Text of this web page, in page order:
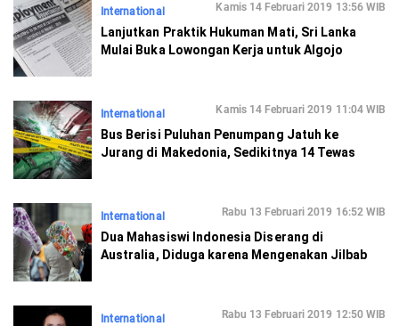
International Kamis 14 Februari 2019 13:56 WIB
Lanjutkan Praktik Hukuman Mati, Sri Lanka
Mulai Buka Lowongan Kerja untuk Algojo
International Kamis 14 Februari 2019 11:04 WIB
Bus Berisi Puluhan Penumpang Jatuh ke
Jurang di Makedonia, Sedikitnya 14 Tewas
International Rabu 13 Februari 2019 16:52 WIB
Dua Mahasiswi Indonesia Diserang di
Australia, Diduga karena Mengenakan Jilbab
International Rabu 13 Februari 2019 12:50 WIB